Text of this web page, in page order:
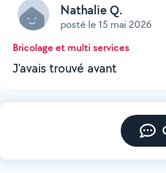
Nathalie Q.
posté le 15 mai 2026
Bricolage et multi services
J'avais trouvé avant